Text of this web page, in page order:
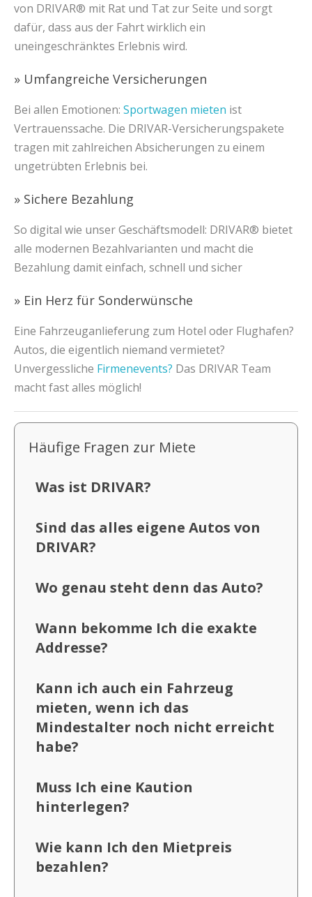
von DRIVAR® mit Rat und Tat zur Seite und sorgt
dafür, dass aus der Fahrt wirklich ein
uneingeschränktes Erlebnis wird.
» Umfangreiche Versicherungen
Bei allen Emotionen: Sportwagen mieten ist
Vertrauenssache. Die DRIVAR-Versicherungspakete
tragen mit zahlreichen Absicherungen zu einem
ungetrübten Erlebnis bei.
» Sichere Bezahlung
So digital wie unser Geschäftsmodell: DRIVAR® bietet
alle modernen Bezahlvarianten und macht die
Bezahlung damit einfach, schnell und sicher
» Ein Herz für Sonderwünsche
Eine Fahrzeuganlieferung zum Hotel oder Flughafen?
Autos, die eigentlich niemand vermietet?
Unvergessliche Firmenevents? Das DRIVAR Team
macht fast alles möglich!
Häufige Fragen zur Miete
Was ist DRIVAR?
Sind das alles eigene Autos von
DRIVAR?
Wo genau steht denn das Auto?
Wann bekomme Ich die exakte
Addresse?
Kann ich auch ein Fahrzeug
mieten, wenn ich das
Mindestalter noch nicht erreicht
habe?
Muss Ich eine Kaution
hinterlegen?
Wie kann Ich den Mietpreis
bezahlen?